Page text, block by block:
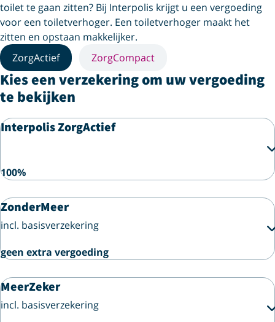
toilet te gaan zitten? Bij Interpolis krijgt u een vergoeding
voor een toiletverhoger. Een toiletverhoger maakt het
zitten en opstaan makkelijker.
ZorgActief
ZorgCompact
Kies een verzekering om uw vergoeding
te bekijken
Interpolis ZorgActief
100%
ZonderMeer
incl. basisverzekering
geen extra vergoeding
MeerZeker
incl. basisverzekering